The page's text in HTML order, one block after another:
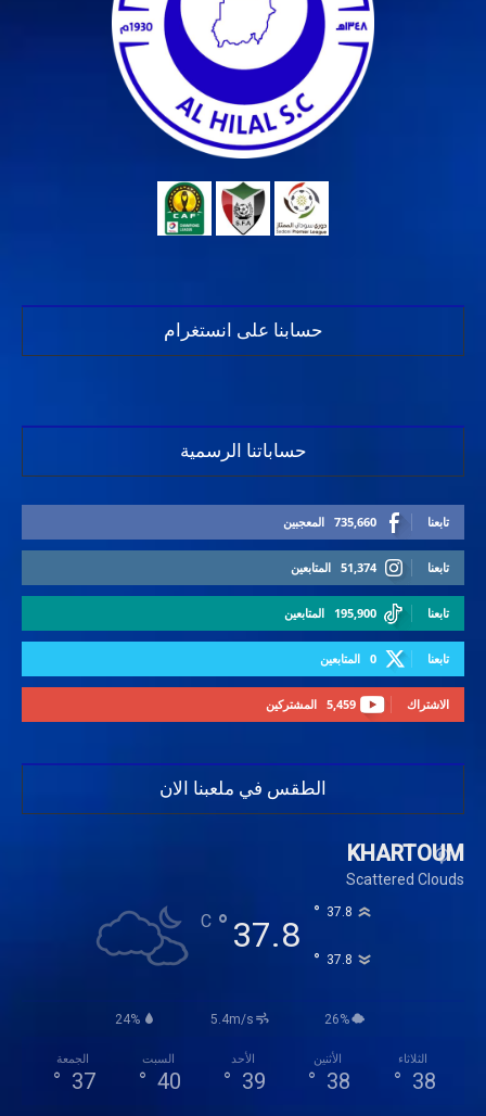
حسابنا على انستغرام
حساباتنا الرسمية
735,660 المعجبين تابعنا
51,374 المتابعين تابعنا
195,900 المتابعين تابعنا
0 المتابعين تابعنا
5,459 المشتركين الاشتراك
الطقس في ملعبنا الان
KHARTOUM
Scattered Clouds
37.8
°
C 37.8
°
37.8
°
24% 5.4m/s 26%
الجمعة
37
°
السبت
40
°
الأحد
39
°
الأثنين
38
°
الثلاثاء
38
°